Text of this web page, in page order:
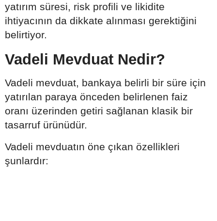
yatırım süresi, risk profili ve likidite
ihtiyacının da dikkate alınması gerektiğini
belirtiyor.
Vadeli Mevduat Nedir?
Vadeli mevduat, bankaya belirli bir süre için
yatırılan paraya önceden belirlenen faiz
oranı üzerinden getiri sağlanan klasik bir
tasarruf ürünüdür.
Vadeli mevduatın öne çıkan özellikleri
şunlardır: